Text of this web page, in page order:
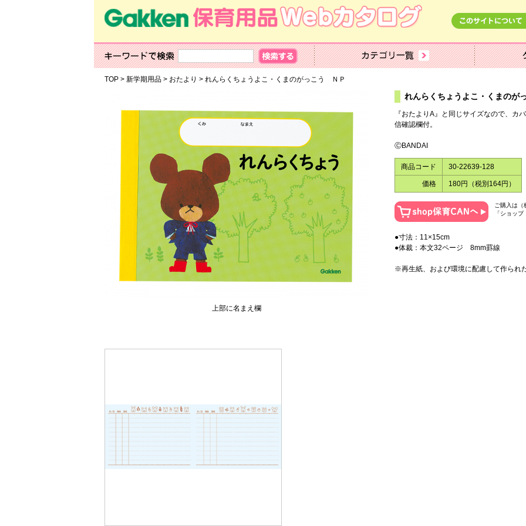
TOP> 新学期用品> おたより > れんらくちょうよこ・くまのがっこう ＮＰ
上部に名まえ欄
れんらくちょうよこ・くまのが
『おたよりA』と同じサイズなので、カ
信確認欄付。
ⒸBANDAI
商品コード 30-22639-128
価格 180円（税別164円）
ご購入は（
「ショッ
●寸法：11×15cm
●体裁：本文32ページ 8mm罫線
※再生紙、および環境に配慮して作られ